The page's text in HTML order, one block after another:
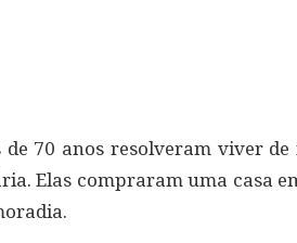
de 70 anos resolveram viver de
Elas compraram uma casa